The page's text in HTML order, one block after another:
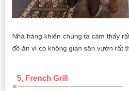
Nhà hàng khiến chúng ta cảm thấy
đồ ăn vì có không gian sân vườn rất
5, French Grill